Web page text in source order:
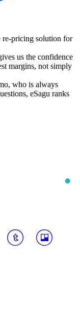
re-pricing solution for
us the confidence
margins, not simply
who is always
eSagu ranks